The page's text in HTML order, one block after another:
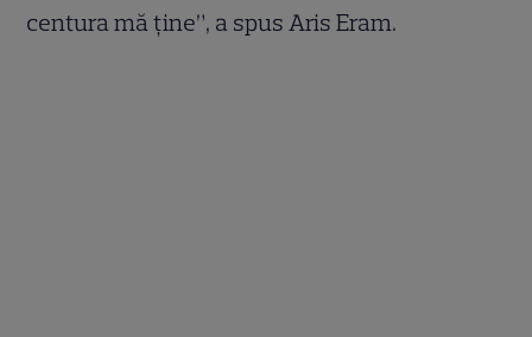
centura mă ține”, a spus Aris Eram.